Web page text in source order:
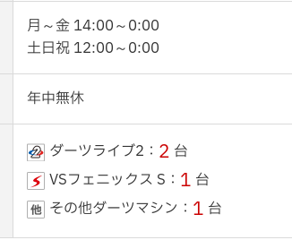
月～金 14:00～0:00
土日祝 12:00～0:00
年中無休
ダーツライブ2： 2 台
VSフェニックス S： 1 台
その他ダーツマシン： 1 台